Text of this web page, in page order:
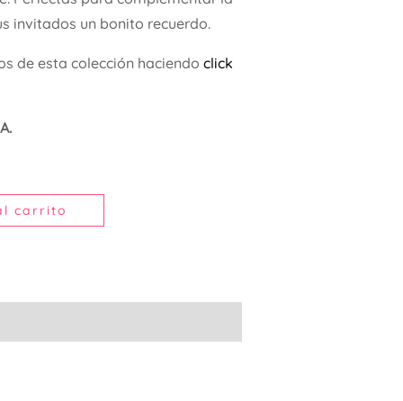
invitados un bonito recuerdo.
de esta colección haciendoclick
carrito